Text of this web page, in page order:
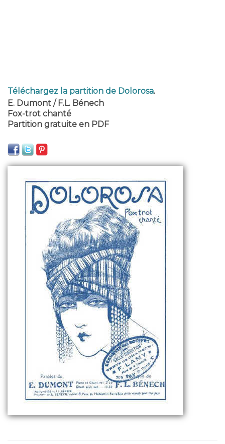
Téléchargez la partition de Dolorosa.
E. Dumont / F.L. Bénech
Fox-trot chanté
Partition gratuite en PDF